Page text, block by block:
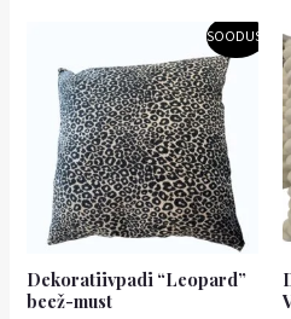
SOODUS!
Dekoratiivpadi “Leopard”
beež-must
oli:
19,90 €.
on:
14,90 €.